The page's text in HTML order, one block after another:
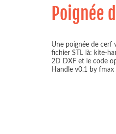
Poignée
Une poignée de cerf
fichier STL là: kite-
2D DXF et le code
Handle v0.1 by